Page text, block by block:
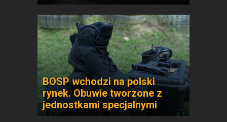
BOSP wchodzi na polski
rynek. Obuwie tworzone z
jednostkami specjalnymi